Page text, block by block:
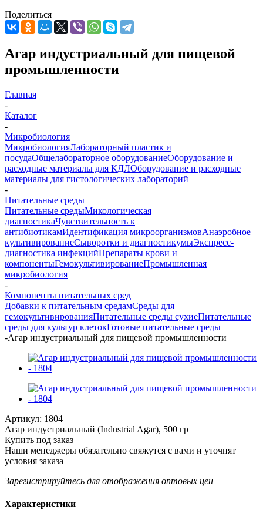
Поделиться
Агар индустриальный для пищевой
промышленности
Главная
-
Каталог
-
Микробиология
МикробиологияЛабораторный пластик и
посудаОбщелабораторное оборудованиеОборудование и
расходные материалы для КДЛОборудование и расходные
материалы для гистологических лабораторий
-
Питательные среды
Питательные средыМикологическая
диагностикаЧувствительность к
антибиотикамИдентификация микроорганизмовАнаэробное
культивированиеСыворотки и диагностикумыЭкспресс-
диагностика инфекцийПрепараты крови и
компонентыГемокультивированиеПромышленная
микробиология
-
Компоненты питательных сред
Добавки к питательным средамСреды для
гемокультивированияПитательные среды сухиеПитательные
среды для культур клетокГотовые питательные среды
-Агар индустриальный для пищевой промышленности
Артикул: 1804
Агар индустриальный (Industrial Agar), 500 гр
Купить под заказ
Наши менеджеры обязательно свяжутся с вами и уточнят
условия заказа
Зарегистрируйтесь для отображения оптовых цен
Характеристики